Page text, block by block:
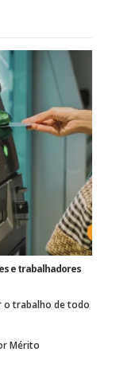
e trabalhadores
o trabalho de todo
Mérito